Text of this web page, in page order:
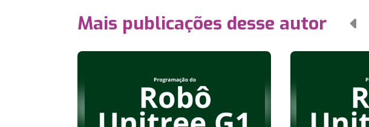
Mais publicações desse autor